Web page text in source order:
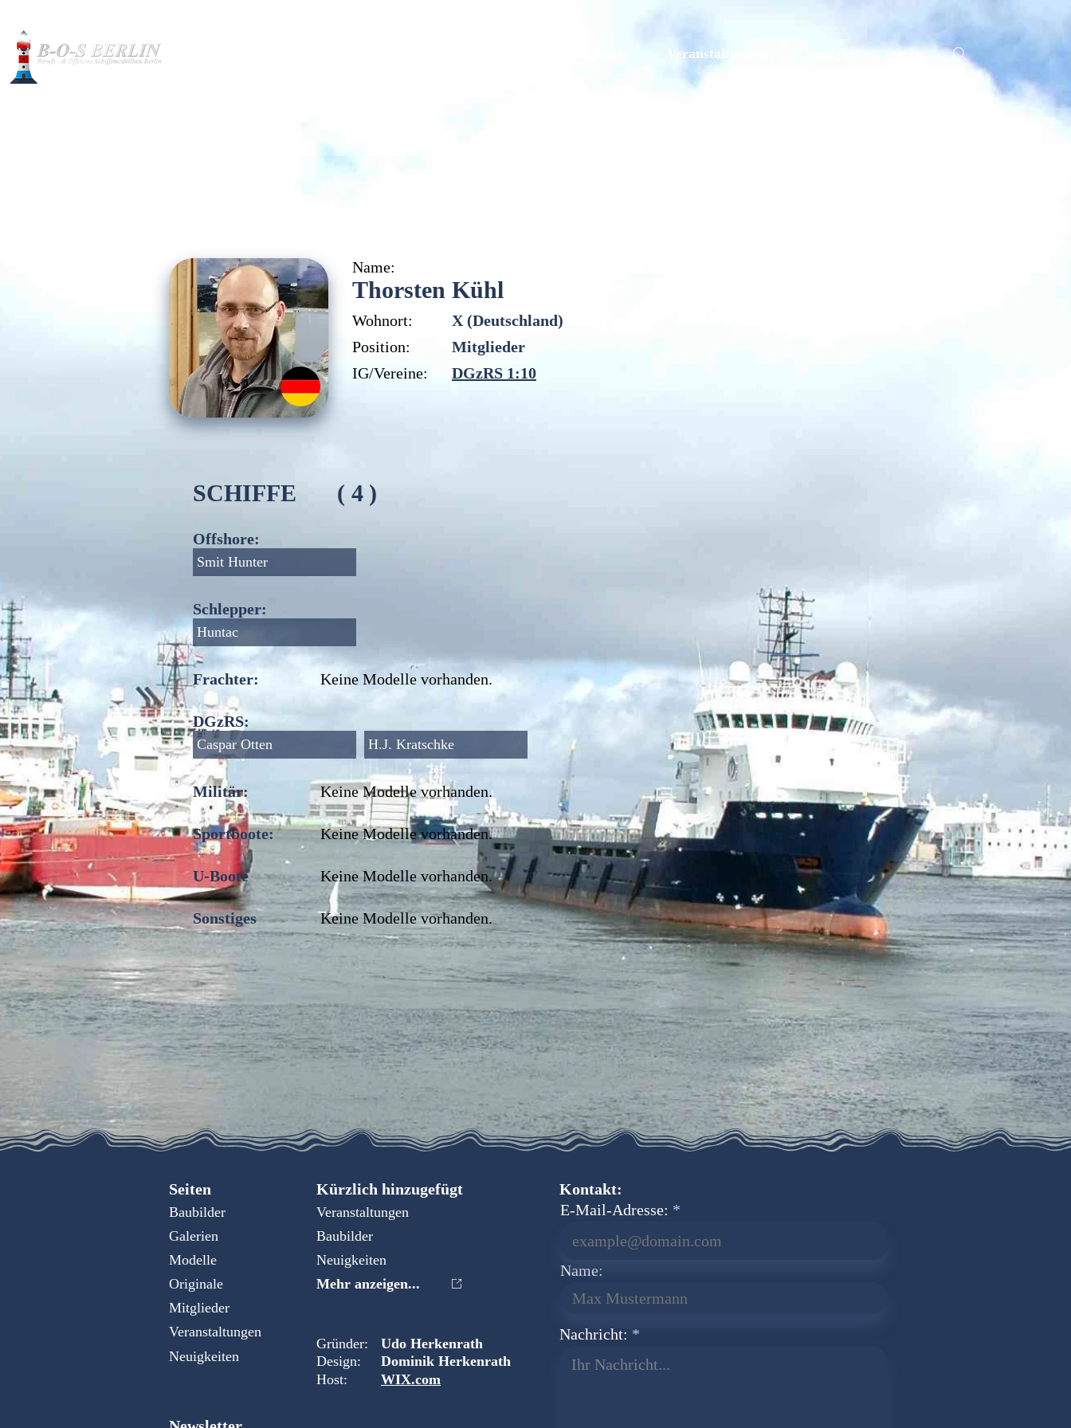
Veranstaltungen Neuigkeiten
Name:
Thorsten Kühl
Wohnort:
X (Deutschland)
Position:
Mitglieder
IG/Vereine:
DGzRS 1:10
SCHIFFE 4
( )
Offshore:
Smit Hunter
Schlepper:
Huntac
Frachter: Keine Modelle vorhanden.
DGzRS:
Caspar Otten H.J. Kratschke
Militär: Keine Modelle vorhanden.
Sportboote: Keine Modelle vorhanden.
U-Boote Keine Modelle vorhanden.
Sonstiges Keine Modelle vorhanden.
Seiten Kürzlich hinzugefügt
Baubilder
Veranstaltungen
Galerien
Baubilder
Modelle
Neuigkeiten
Originale
Mehr anzeigen...
Mitglieder
Veranstaltungen
Neuigkeiten
Gründer:
Udo Herkenrath
Design:
Dominik Herkenrath
Host:
WIX.com
Kontakt:
Name:
Nachricht:
Ihr Nachricht...
E-Mail-Adresse: